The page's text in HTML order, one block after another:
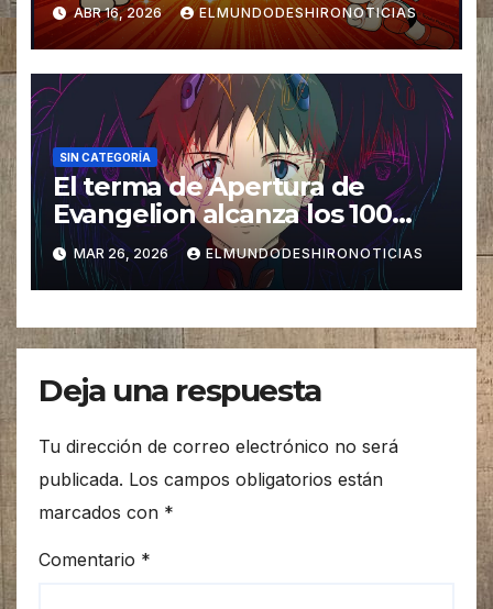
of Manga
ABR 16, 2026 ELMUNDODESHIRONOTICIAS
SIN CATEGORÍA
El terma de Apertura de
Evangelion alcanza los 100
millones de reproducciones
MAR 26, 2026 ELMUNDODESHIRONOTICIAS
Deja una respuesta
Tu dirección de correo electrónico no será
publicada. Los campos obligatorios están
marcados con *
Comentario *